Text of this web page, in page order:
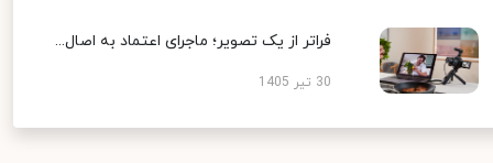
فراتر از یک تصویر؛ ماجرای اعتماد به اصال...
30 تیر 1405